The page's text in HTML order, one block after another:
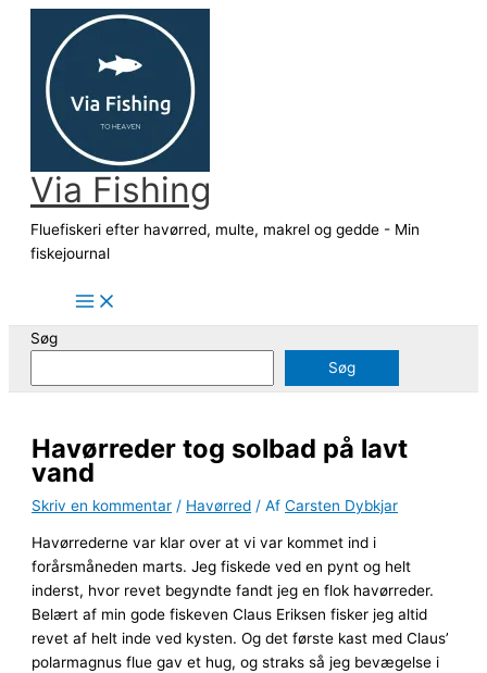
indholdet
Via Fishing
Fluefiskeri efter havørred, multe, makrel og gedde - Min
fiskejournal
Søg
Søg
Havørreder tog solbad på lavt
vand
Skriv en kommentar / Havørred / AfCarsten Dybkjar
Havørrederne var klar over at vi var kommet ind i
forårsmåneden marts. Jeg fiskede ved en pynt og helt
inderst, hvor revet begyndte fandt jeg en flok havørreder.
Belært af min gode fiskeven Claus Eriksen fisker jeg altid
revet af helt inde ved kysten. Og det første kast med Claus’
polarmagnus flue gav et hug, og straks så jeg bevægelse i